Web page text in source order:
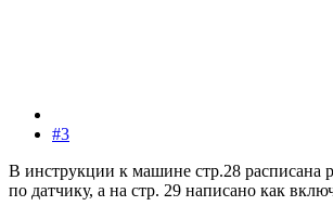
#3
В инструкции к машине стр.28 расписана
по датчику, а на стр. 29 написано как